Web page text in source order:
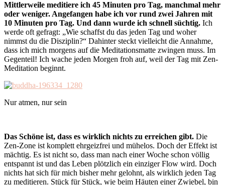
Mittlerweile meditiere ich 45 Minuten pro Tag, manchmal mehr
oder weniger. Angefangen habe ich vor rund zwei Jahren mit
10 Minuten pro Tag. Und dann wurde ich schnell süchtig. Ich
werde oft gefragt: „Wie schaffst du das jeden Tag und woher
nimmst du die Disziplin?“ Dahinter steckt vielleicht die Annahme,
dass ich mich morgens auf die Meditationsmatte zwingen muss. Im
Gegenteil! Ich wache jeden Morgen froh auf, weil der Tag mit Zen-
Meditation beginnt.
Nur atmen, nur sein
Das Schöne ist, dass es wirklich nichts zu erreichen gibt. Die
Zen-Zone ist komplett ehrgeizfrei und mühelos. Doch der Effekt ist
mächtig. Es ist nicht so, dass man nach einer Woche schon völlig
entspannt ist und das Leben plötzlich ein einziger Flow wird. Doch
nichts hat sich für mich bisher mehr gelohnt, als wirklich jeden Tag
zu meditieren. Stück für Stück, wie beim Häuten einer Zwiebel, bin